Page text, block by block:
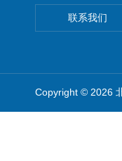
联系我们
Copyright © 2026